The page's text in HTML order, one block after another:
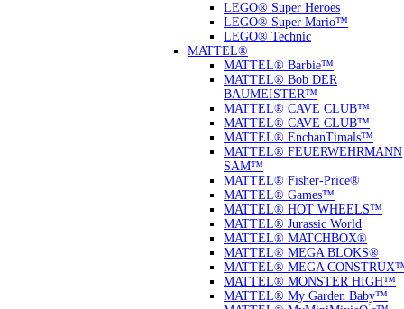
LEGO® Super Heroes
LEGO® Super Mario™
LEGO® Technic
MATTEL®
MATTEL® Barbie™
MATTEL® Bob DER
BAUMEISTER™
MATTEL® CAVE CLUB™
MATTEL® CAVE CLUB™
MATTEL® EnchanTimals™
MATTEL® FEUERWEHRMANN
SAM™
MATTEL® Fisher-Price®
MATTEL® Games™
MATTEL® HOT WHEELS™
MATTEL® Jurassic World
MATTEL® MATCHBOX®
MATTEL® MEGA BLOKS®
MATTEL® MEGA
MATTEL® MONSTER HIGH™
MATTEL® My Garden Baby™